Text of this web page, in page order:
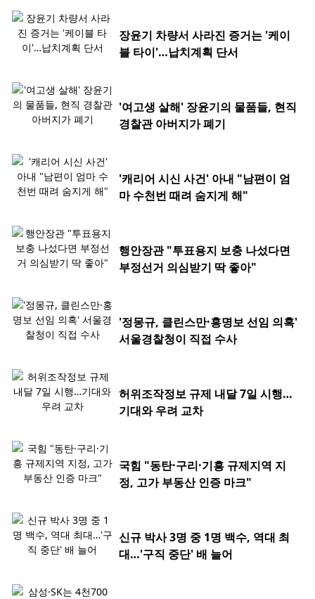
장윤기 차량서 사라진 증거는 '케이
블 타이'…납치계획 단서
'여고생 살해' 장윤기의 물품들, 현직
경찰관 아버지가 폐기
'캐리어 시신 사건' 아내 "남편이 엄
마 수천번 때려 숨지게 해"
행안장관 "투표용지 보충 나섰다면
부정선거 의심받기 딱 좋아"
'정몽규, 클린스만·홍명보 선임 의혹'
서울경찰청이 직접 수사
허위조작정보 규제 내달 7일 시행…
기대와 우려 교차
국힘 "동탄·구리·기흥 규제지역 지
정, 고가 부동산 인증 마크"
신규 박사 3명 중 1명 백수, 역대 최
대…'구직 중단' 배 늘어